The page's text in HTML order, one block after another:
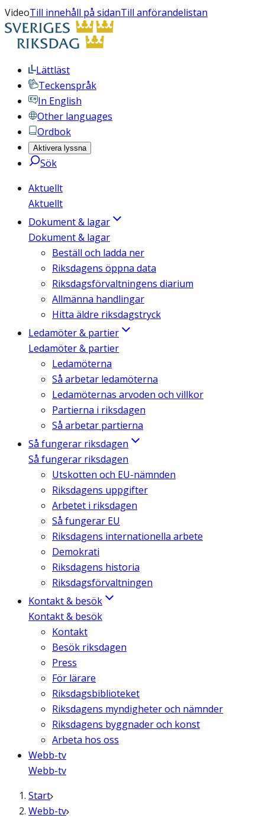
VideoTill innehåll på sidanTill anförandelistan
Lättläst
Teckenspråk
In English
Other languages
Ordbok
Aktivera lyssna
Sök
Aktuellt
Aktuellt
Dokument & lagar
Dokument & lagar
Beställ och ladda ner
Riksdagens öppna data
Riksdagsförvaltningens diarium
Allmänna handlingar
Hitta äldre riksdagstryck
Ledamöter & partier
Ledamöter & partier
Ledamöterna
Så arbetar ledamöterna
Ledamöternas arvoden och villkor
Partierna i riksdagen
Så arbetar partierna
Så fungerar riksdagen
Så fungerar riksdagen
Utskotten och EU-nämnden
Riksdagens uppgifter
Arbetet i riksdagen
Så fungerar EU
Riksdagens internationella arbete
Demokrati
Riksdagens historia
Riksdagsförvaltningen
Kontakt & besök
Kontakt & besök
Kontakt
Besök riksdagen
Press
För lärare
Riksdagsbiblioteket
Riksdagens myndigheter och nämnder
Riksdagens byggnader och konst
Arbeta hos oss
Webb-tv
Webb-tv
Start
Webb-tv